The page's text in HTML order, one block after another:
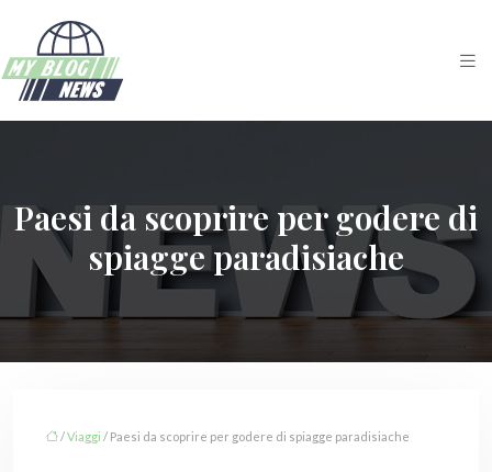
Paesi da scoprire per godere di
spiagge paradisiache
/Viaggi / Paesi da scoprire per godere di spiagge paradisiache